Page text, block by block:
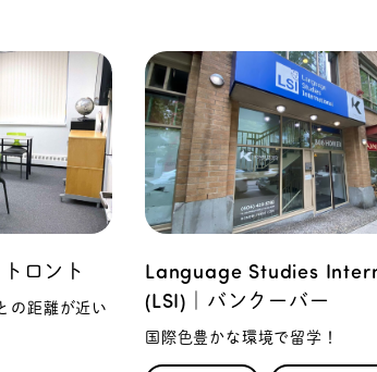
ロント
の距離が近い
Language Studies
(LSI)｜バンクーバー
国際色豊かな環境で留学！